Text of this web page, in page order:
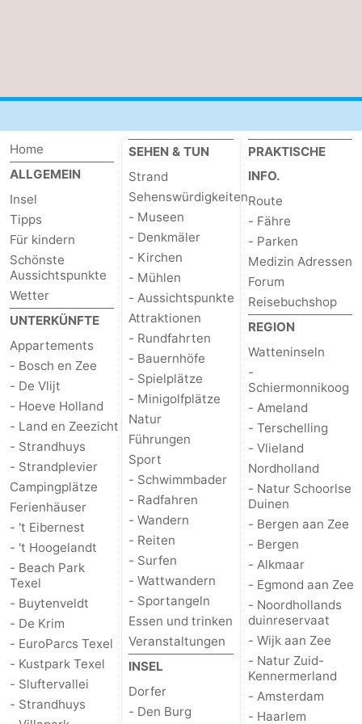
und
Veranstaltungen
Forum
-
Fähre
-
Parken
Inselhüpfen
Reisebuchshop
Medizin
Adressen
Region
Watteninseln
-
Schiermonnikoog
Ameland
-
Terschelling
-
Vlieland
Nordholland
-
Natur
Home
ALLGEMEIN
Insel
Tipps
Für kindern
Schönste
Aussichtspunkte
Wetter
UNTERKÜNFTE
Appartements
- Bosch en Zee
- De Vlijt
- Hoeve Holland
- Land en Zeezicht
- Strandhuys
- Strandplevier
Campingplätze
Ferienhäuser
- 't Eibernest
- 't Hoogelandt
- Beach Park
Texel
- Buytenveldt
- De Krim
- EuroParcs Texel
- Kustpark Texel
- Sluftervallei
- Strandhuys
SEHEN & TUN
Strand
Sehenswürdigkeiten
- Museen
- Denkmäler
- Kirchen
- Mühlen
- Aussichtspunkte
Attraktionen
- Rundfahrten
- Bauernhöfe
- Spielplätze
- Minigolfplätze
Natur
Führungen
Sport
- Schwimmbader
- Radfahren
- Wandern
- Reiten
- Surfen
- Wattwandern
- Sportangeln
Essen und trinken
Veranstaltungen
INSEL
Dorfer
- Den Burg
PRAKTISCHE
INFO.
Route
- Fähre
- Parken
Medizin Adressen
Forum
Reisebuchshop
REGION
Watteninseln
-
Schiermonnikoog
- Ameland
- Terschelling
- Vlieland
Nordholland
- Natur Schoorlse
Duinen
- Bergen aan Zee
- Bergen
- Alkmaar
- Egmond aan Zee
- Noordhollands
duinreservaat
- Wijk aan Zee
- Natur Zuid-
Kennermerland
- Amsterdam
- Haarlem